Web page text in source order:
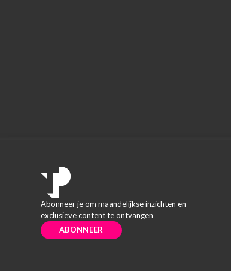
Abonneer je om maandelijkse inzichten en
exclusieve content te ontvangen
ABONNEER